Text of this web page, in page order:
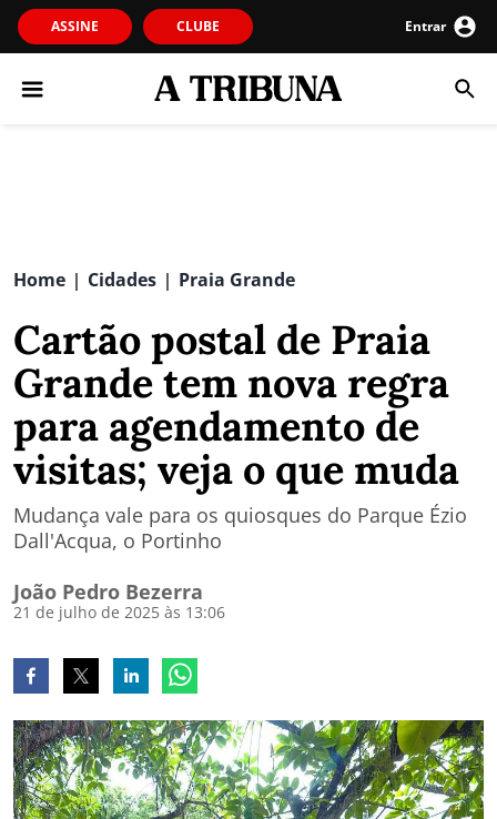
ASSINE CLUBE Entrar
Home | Cidades | Praia Grande
Cartão postal de Praia
Grande tem nova regra
para agendamento de
visitas; veja o que muda
Mudança vale para os quiosques do Parque Ézio
Dall'Acqua, o Portinho
João Pedro Bezerra
21 de julho de 2025 às 13:06